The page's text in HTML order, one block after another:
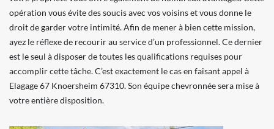
opération vous évite des soucis avec vos voisins et vous donne le
droit de garder votre intimité. Afin de mener à bien cette mission,
ayez le réflexe de recourir au service d’un professionnel. Ce dernier
est le seul à disposer de toutes les qualifications requises pour
accomplir cette tâche. C’est exactement le cas en faisant appel à
Elagage 67 Knoersheim 67310. Son équipe chevronnée sera mise à
votre entière disposition.